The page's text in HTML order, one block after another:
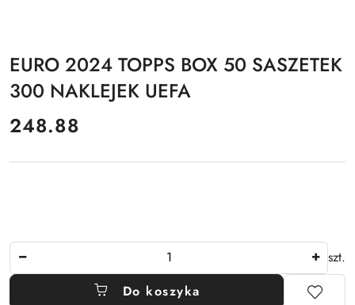
EURO 2024 TOPPS BOX 50 SASZETEK
300 NAKLEJEK UEFA
cena:
248.88
szt.
Do koszyka